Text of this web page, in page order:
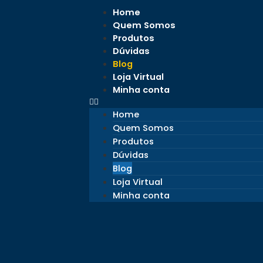
Home
Quem Somos
Produtos
Dúvidas
Blog
Loja Virtual
Minha conta
Home
Quem Somos
Produtos
Dúvidas
Blog
Loja Virtual
Minha conta